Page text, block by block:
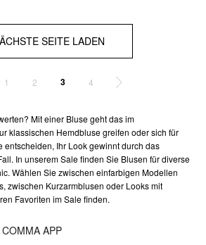
SEITE LADEN
1 2 3 4
Mit einer Bluse geht das im
klassischen Hemdbluse greifen oder sich für
entscheiden, Ihr Look gewinnt durch das
In unserem Sale finden Sie Blusen für diverse
Wählen Sie zwischen einfarbigen Modellen
zwischen Kurzarmblusen oder Looks mit
Favoriten im Sale finden.
APP